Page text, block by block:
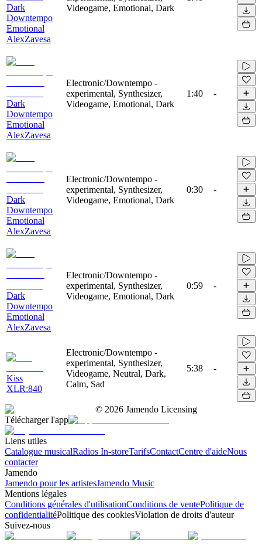
Dark
Downtempo
Emotional
AlexZavesa
Videogame, Emotional, Dark
Dark
Downtempo
Emotional
AlexZavesa
Electronic/Downtempo -
experimental, Synthesizer,
Videogame, Emotional, Dark
1:40 -
Dark
Downtempo
Emotional
AlexZavesa
Electronic/Downtempo -
experimental, Synthesizer,
Videogame, Emotional, Dark
0:30 -
Dark
Downtempo
Emotional
AlexZavesa
Electronic/Downtempo -
experimental, Synthesizer,
Videogame, Emotional, Dark
0:59 -
Kiss
XLR:840
Electronic/Downtempo -
experimental, Synthesizer,
Videogame, Neutral, Dark,
Calm, Sad
5:38 -
© 2026 Jamendo Licensing
Télécharger l'app
Liens utiles
Catalogue musicalRadios In-storeTarifsContactCentre d'aideNous
contacter
Jamendo
Jamendo pour les artistesJamendo Music
Mentions légales
Conditions générales d'utilisationConditions de ventePolitique de
confidentialitéPolitique des cookiesViolation de droits d'auteur
Suivez-nous